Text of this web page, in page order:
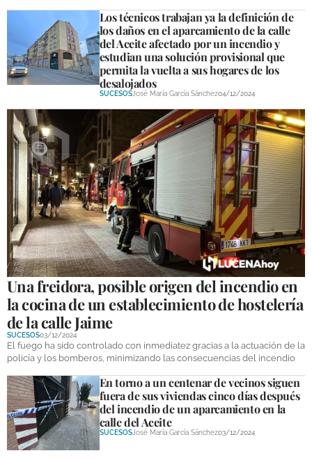
Los técnicos trabajan ya la definición de
los daños en el aparcamiento de la calle
del Aceite afectado por un incendio y
estudian una solución provisional que
permita la vuelta a sus hogares de los
desalojados
SUCESOSJosé María García Sánchez04/12/2024
Una freidora, posible origen del incendio en
la cocina de un establecimiento de hostelería
de la calle Jaime
SUCESOS03/12/2024
El fuego ha sido controlado con inmediatez gracias a la actuación de la
policía y los bomberos, minimizando las consecuencias del incendio
En torno a un centenar de vecinos siguen
fuera de sus viviendas cinco días después
del incendio de un aparcamiento en la
calle del Aceite
SUCESOSJosé María García Sánchez03/12/2024